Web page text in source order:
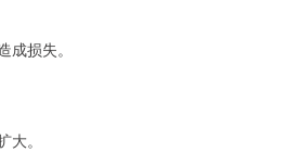
损失。
。